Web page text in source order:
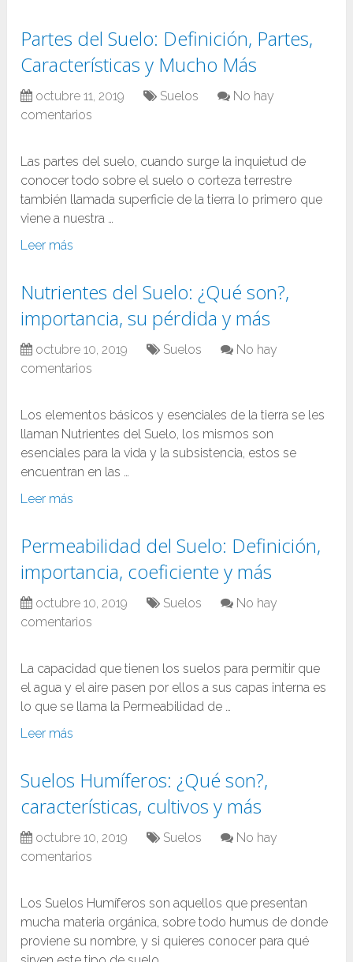
Partes del Suelo: Definición, Partes,
Características y Mucho Más
octubre 11, 2019 Suelos
No hay
comentarios
Las partes del suelo, cuando surge la inquietud de
conocer todo sobre el suelo o corteza terrestre
también llamada superficie de la tierra lo primero que
viene a nuestra …
Leer más
Nutrientes del Suelo: ¿Qué son?,
importancia, su pérdida y más
octubre 10, 2019 Suelos
No hay
comentarios
Los elementos básicos y esenciales de la tierra se les
llaman Nutrientes del Suelo, los mismos son
esenciales para la vida y la subsistencia, estos se
encuentran en las …
Leer más
Permeabilidad del Suelo: Definición,
importancia, coeficiente y más
octubre 10, 2019 Suelos
No hay
comentarios
La capacidad que tienen los suelos para permitir que
el agua y el aire pasen por ellos a sus capas interna es
lo que se llama la Permeabilidad de …
Leer más
Suelos Humíferos: ¿Qué son?,
características, cultivos y más
octubre 10, 2019 Suelos
No hay
comentarios
Los Suelos Humíferos son aquellos que presentan
mucha materia orgánica, sobre todo humus de donde
proviene su nombre, y si quieres conocer para qué